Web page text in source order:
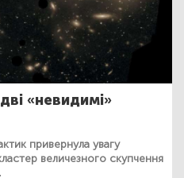
«невидимі»
привернула увагу
величезного скупчення